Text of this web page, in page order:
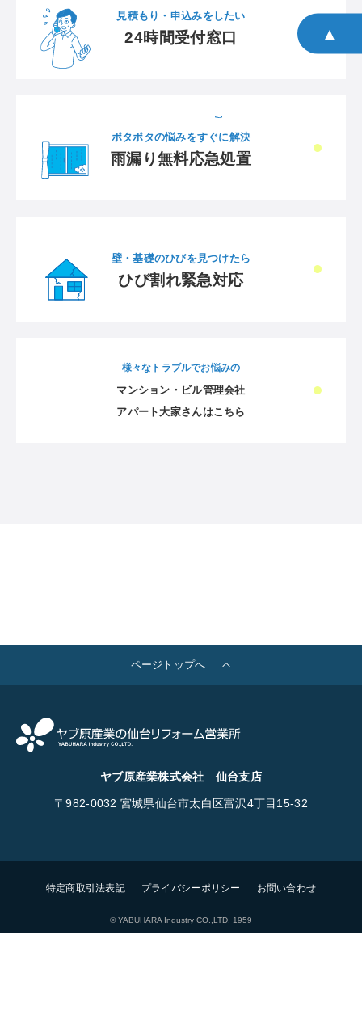
見積もり・申込みをしたい
24時間受付窓口
ポタポタの悩みをすぐに解決
雨漏り無料応急処置
壁・基礎のひびを見つけたら
ひび割れ緊急対応
様々なトラブルでお悩みの
マンション・ビル管理会社
アパート大家さんはこちら
ページトップへ
ヤブ原産業株式会社 仙台支店
〒982-0032 宮城県仙台市太白区富沢4丁目15-32
特定商取引法表記 プライバシーポリシー お問い合わせ
© YABUHARA Industry CO.,LTD. 1959
▲